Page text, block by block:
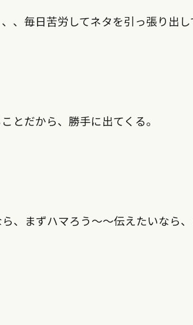
、毎日苦労してネタを引っ張り出
とだから、勝手に出てくる。
、まずハマろう〜〜伝えたいなら、